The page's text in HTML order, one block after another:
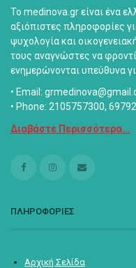
Το medinova.gr είναι ένα
αξιόπιστες πληροφορίες
ψυχολογία και
τους αναγνώστες να
ενημερώνονται υπεύθυνα
• Email:
• Phone: 2105757300,
Διαβάστε Περισσότερα...
ΠΛΗΡΟΦΟΡΙΕΣ
Αρχική Σελίδα